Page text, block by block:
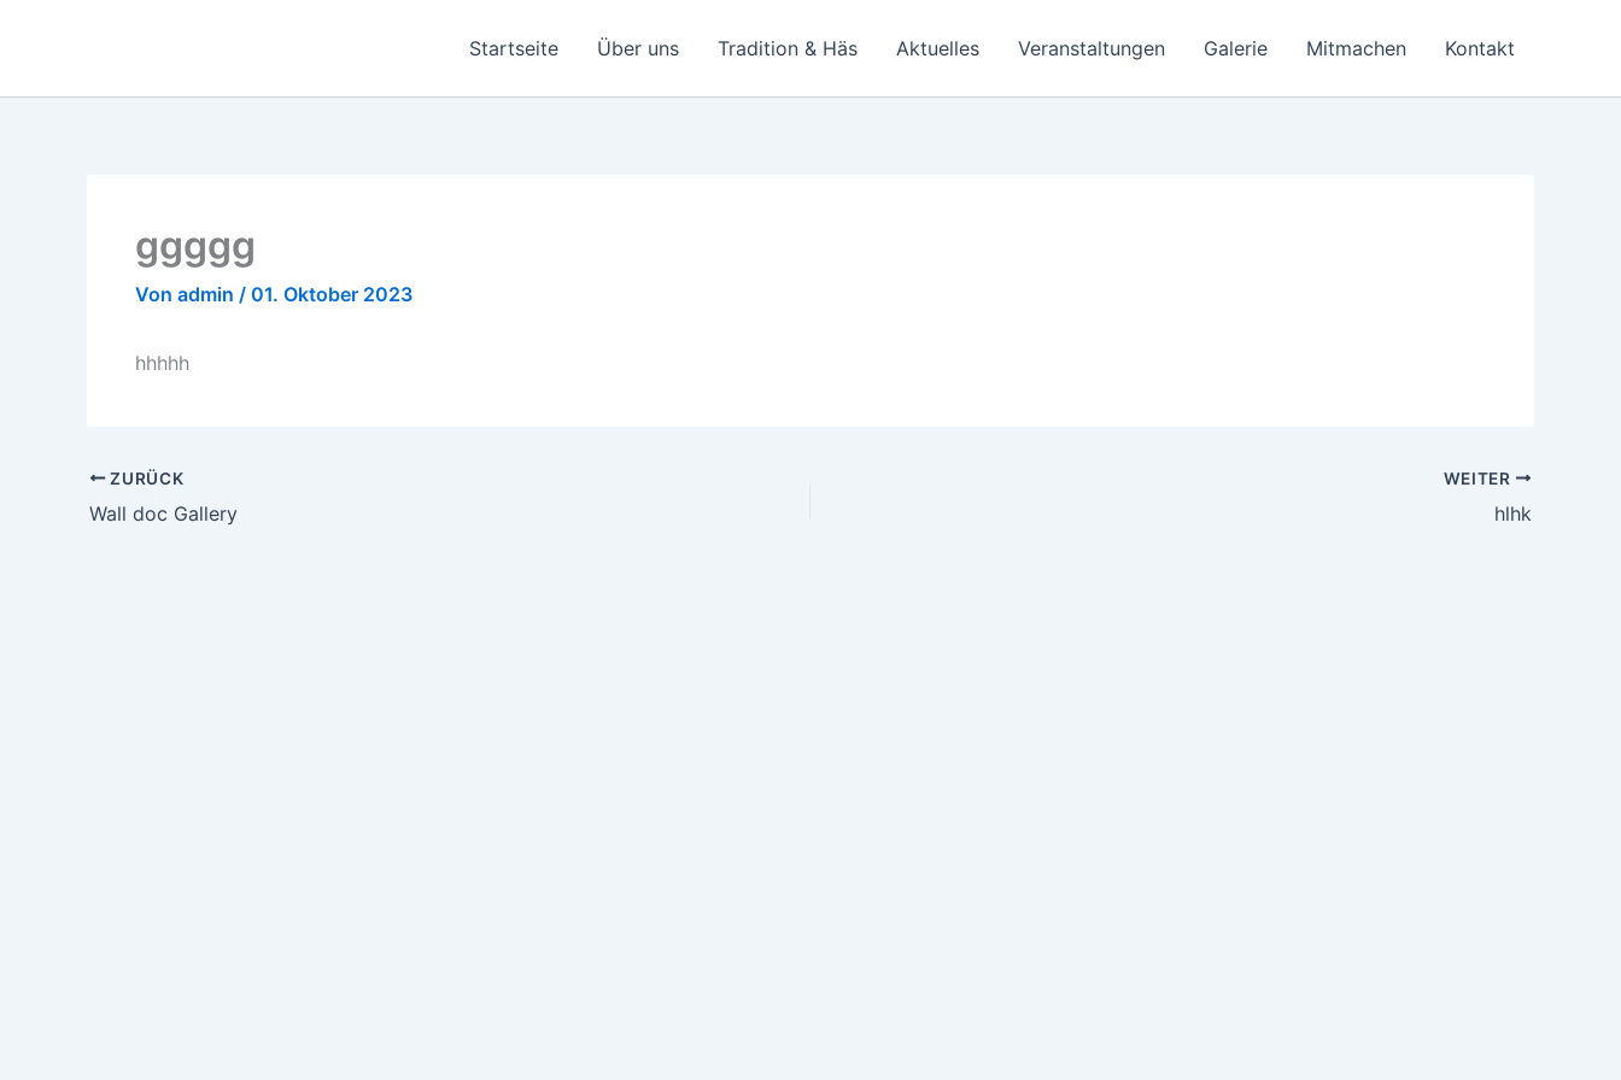
Startseite Über uns Tradition & Häs Aktuelles Veranstaltungen Galerie Mitmachen Kontakt
ggggg
Von admin / 01. Oktober 2023
hhhhh
ZURÜCK
Wall doc Gallery
WEITER
hlhk